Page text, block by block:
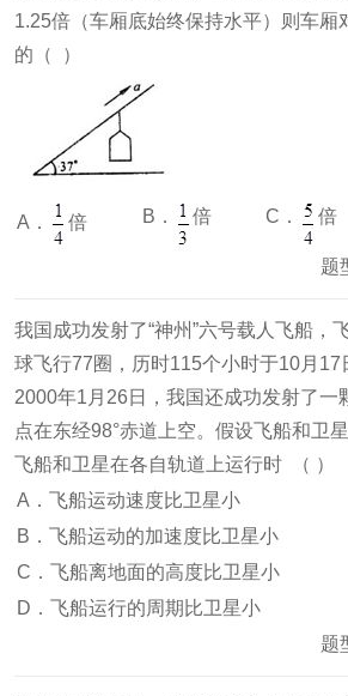
1.25倍（车厢底始终保持水平）则车厢
的（ ）
A． 倍 B． 倍 C． 倍
题
我国成功发射了“神州”六号载人飞船，
球飞行77圈，历时115个小时于10月17
2000年1月26日，我国还成功发射了一
点在东经98°赤道上空。假设飞船和卫
飞船和卫星在各自轨道上运行时 （ ）
A．飞船运动速度比卫星小
B．飞船运动的加速度比卫星小
C．飞船离地面的高度比卫星小
D．飞船运行的周期比卫星小
题